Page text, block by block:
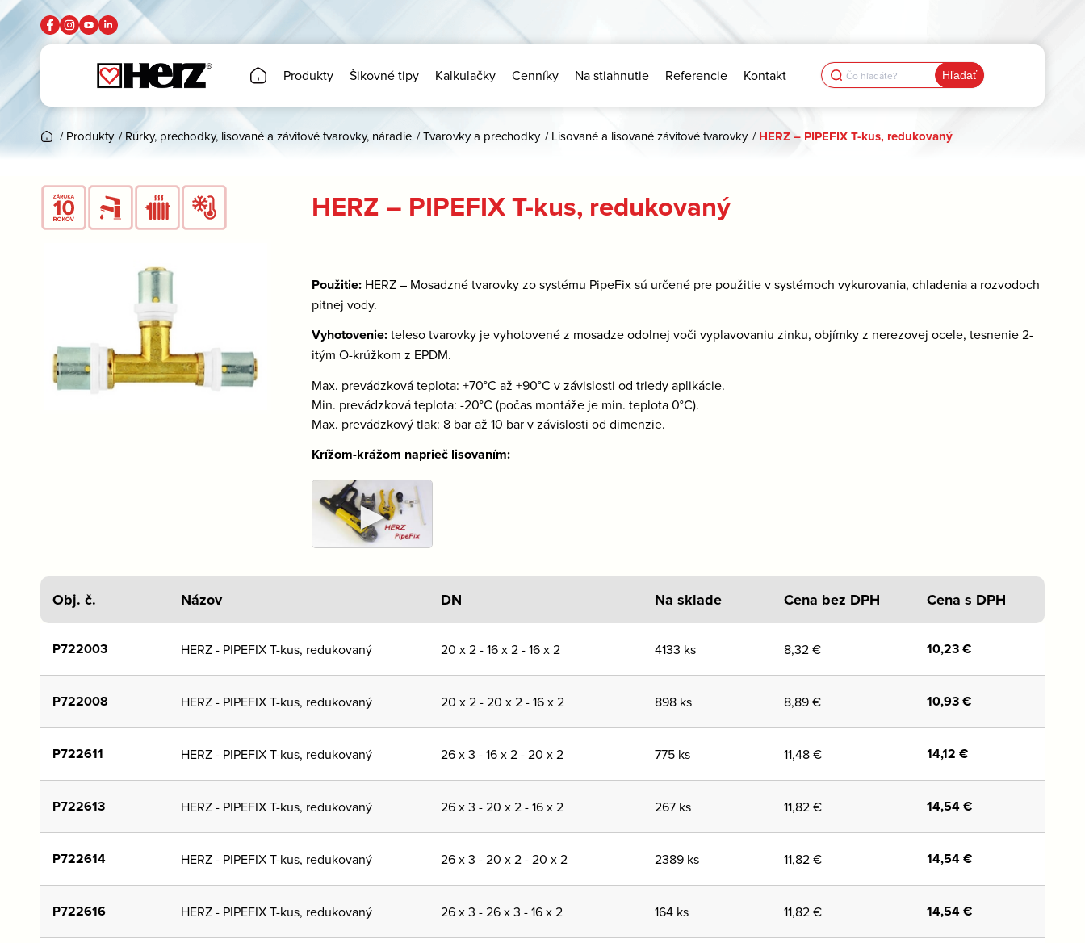
Produkty Šikovné tipy Kalkulačky Cenníky Na stiahnutie Referencie Kontakt Search
for:
/ Produkty / Rúrky, prechodky, lisované a závitové tvarovky, náradie /Tvarovky a prechodky / Lisované a lisované závitové tvarovky / HERZ – PIPEFIX T-kus, redukovaný
HERZ – PIPEFIX T-kus, redukovaný
Použitie: HERZ – Mosadzné tvarovky zo systému PipeFix sú určené pre použitie v systémoch vykurovania, chladenia a rozvodoch
pitnej vody.
Vyhotovenie:teleso tvarovky je vyhotovené z mosadze odolnej voči vyplavovaniu zinku, objímky z nerezovej ocele, tesnenie 2-
itým O-krúžkom z EPDM.
Max. prevádzková teplota: +70°C až +90°C v závislosti od triedy aplikácie.
Min. prevádzková teplota: -20°C (počas montáže je min. teplota 0°C).
Max. prevádzkový tlak: 8 bar až 10 bar v závislosti od dimenzie.
Krížom-krážom naprieč lisovaním:
►
Obj. č. Názov DN Na sklade Cena bez DPH Cena s DPH
P722003 HERZ - PIPEFIX T-kus, redukovaný 20 x 2 - 16 x 2 - 16 x 2 4133 ks 8,32€ 10,23€
P722008 HERZ - PIPEFIX T-kus, redukovaný 20 x 2 - 20 x 2 - 16 x 2 898 ks 8,89€ 10,93€
P722611 HERZ - PIPEFIX T-kus, redukovaný 26 x 3 - 16 x 2 - 20 x 2 775 ks 11,48€ 14,12 €
P722613 HERZ - PIPEFIX T-kus, redukovaný 26 x 3 - 20 x 2 - 16 x 2 267 ks 11,82€ 14,54€
P722614 HERZ - PIPEFIX T-kus, redukovaný 26 x 3 - 20 x 2 - 20 x 2 2389 ks 11,82€ 14,54€
P722616 HERZ - PIPEFIX T-kus, redukovaný 26 x 3 - 26 x 3 - 16 x 2 164 ks 11,82€ 14,54€